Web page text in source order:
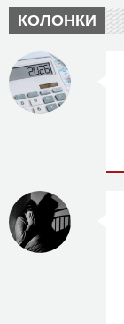
КОЛОНКИ